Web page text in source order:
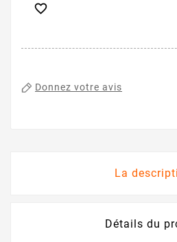

Donnez votre avis
La
Détails du